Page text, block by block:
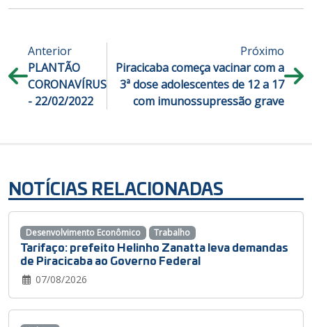
Anterior
PLANTÃO
CORONAVÍRUS
- 22/02/2022
Próximo
Piracicaba começa vacinar com a
3ª dose adolescentes de 12 a 17
com imunossupressão grave
NOTÍCIAS RELACIONADAS
Tarifaço: prefeito Helinho Zanatta leva demandas
de Piracicaba ao Governo Federal
07/08/2026
Desenvolvimento Econômico Trabalho